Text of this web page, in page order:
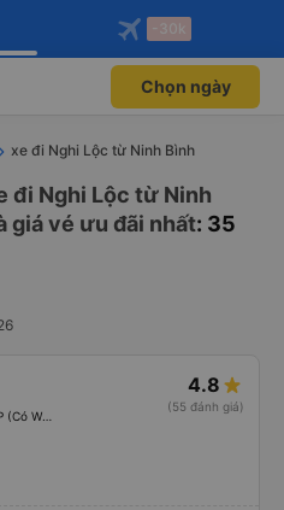
ngay!
viên độc
Mở app
vé máy bay qua
Mở app
-30k
Chọn ngày
xe đi Nghi Lộc từ Ninh Bình
đi Nghi Lộc từ Ninh
giá vé ưu đãi nhất: 35
4.8
(55 đánh giá)